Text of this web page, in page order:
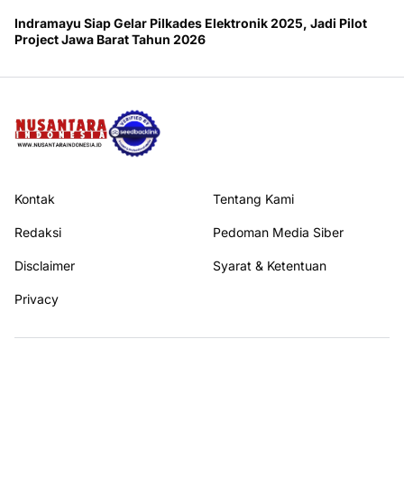
Indramayu Siap Gelar Pilkades Elektronik 2025, Jadi Pilot
Project Jawa Barat Tahun 2026
Kontak Tentang Kami
Redaksi Pedoman Media Siber
Disclaimer Syarat & Ketentuan
Privacy